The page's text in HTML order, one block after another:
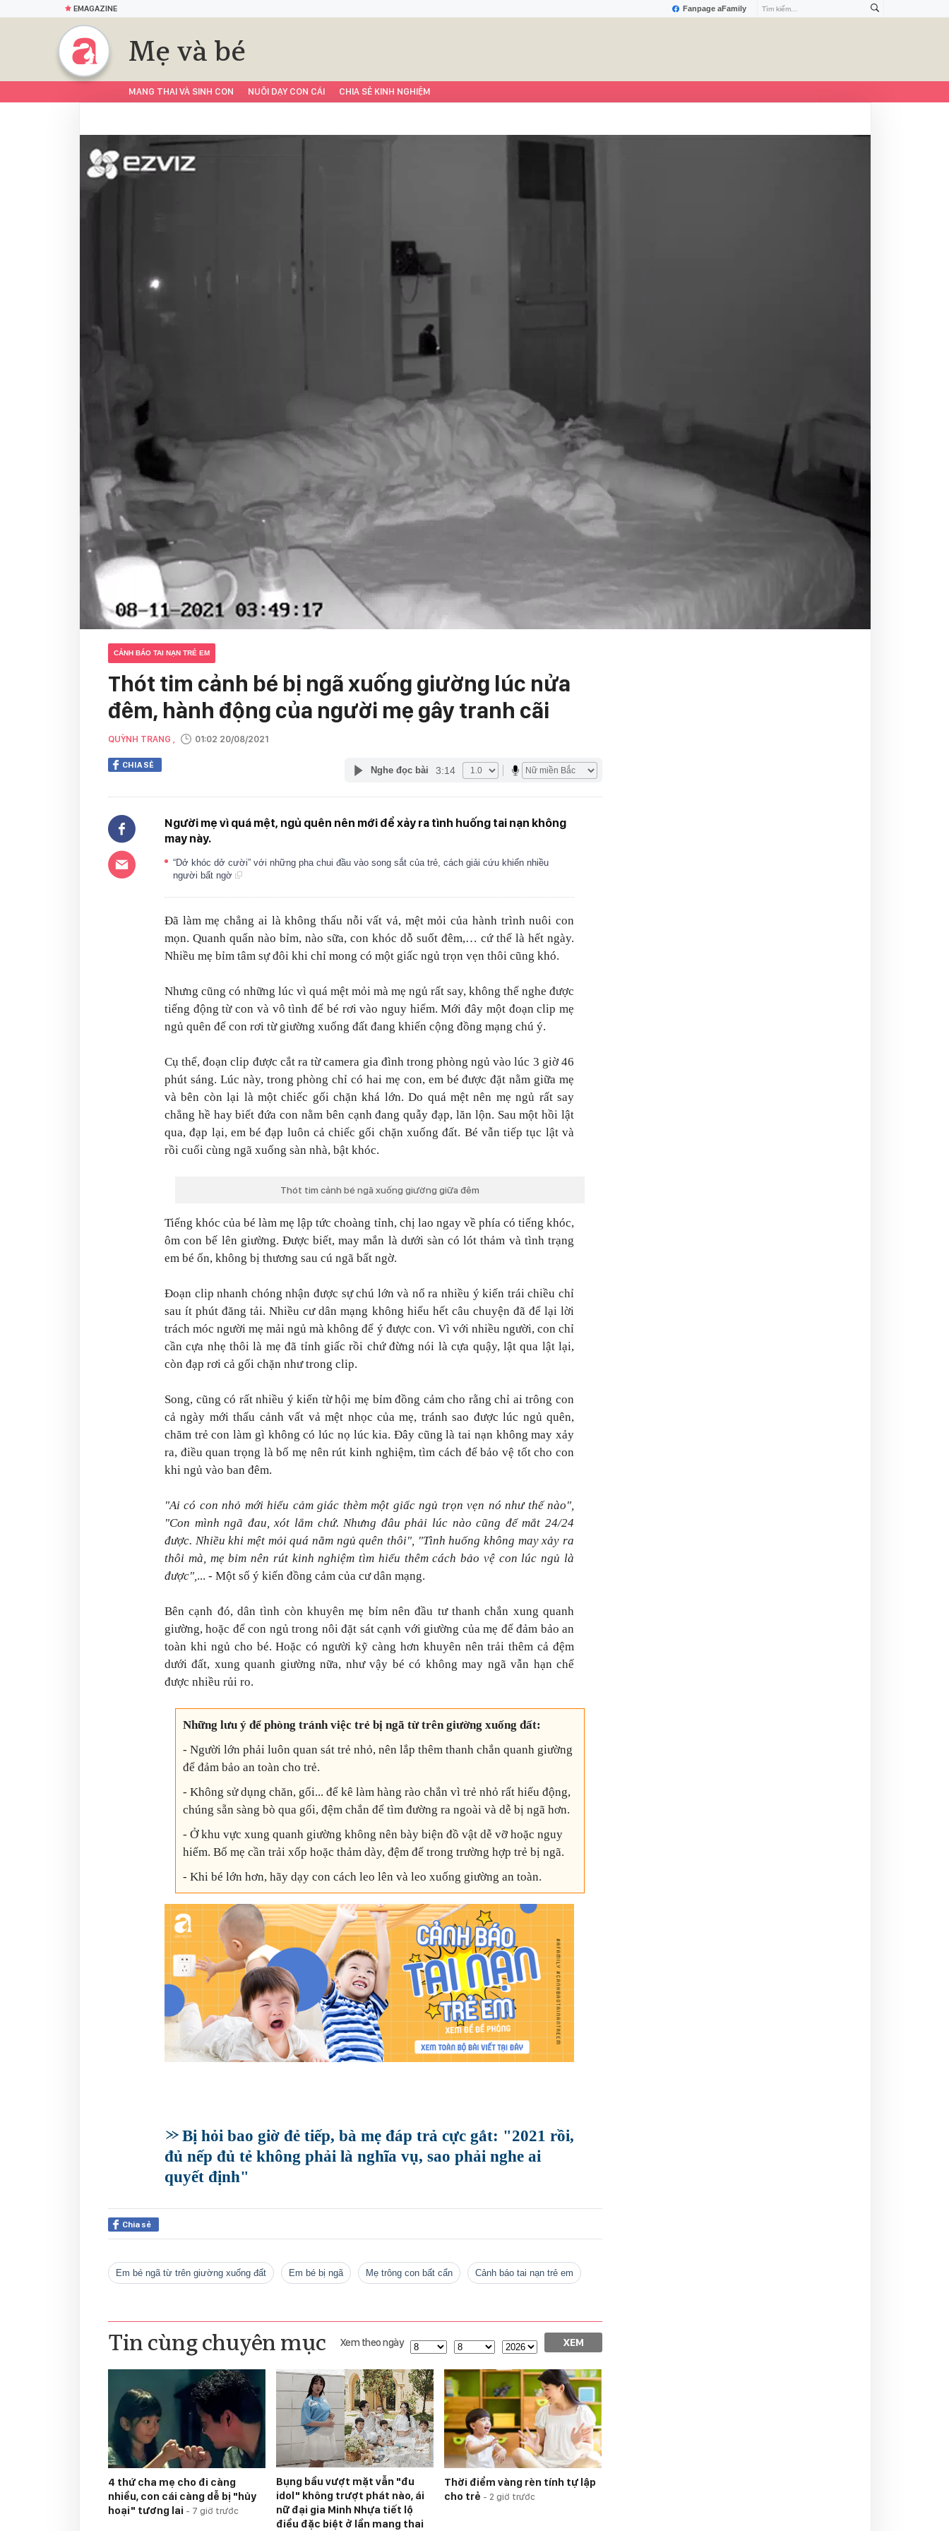
Fanpage aFamily
EMAGAZINE
Mẹ và bé
MANG THAI VÀ SINH CON NUÔI DẠY CON CÁI CHIA SẺ KINH NGHIỆM
CẢNH BÁO TAI NẠN TRẺ EM
Thót tim cảnh bé bị ngã xuống giường lúc nửa
đêm, hành động của người mẹ gây tranh cãi
QUỲNH TRANG , 01:02 20/08/2021
CHIA SẺ Nghe đọc bài 3:14
Người mẹ vì quá mệt, ngủ quên nên mới để xảy ra tình huống tai nạn không
may này.
“Dở khóc dở cười” với những pha chui đầu vào song sắt của trẻ, cách giải cứu khiến nhiều
người bất ngờ
Đã làm mẹ chẳng ai là không thấu nỗi vất vả, mệt mỏi của hành trình nuôi con
mọn. Quanh quẩn nào bỉm, nào sữa, con khóc dỗ suốt đêm,… cứ thế là hết ngày.
Nhiều mẹ bỉm tâm sự đôi khi chỉ mong có một giấc ngủ trọn vẹn thôi cũng khó.
Nhưng cũng có những lúc vì quá mệt mỏi mà mẹ ngủ rất say, không thể nghe được
tiếng động từ con và vô tình để bé rơi vào nguy hiểm. Mới đây một đoạn clip mẹ
ngủ quên để con rơi từ giường xuống đất đang khiến cộng đồng mạng chú ý.
Cụ thể, đoạn clip được cắt ra từ camera gia đình trong phòng ngủ vào lúc 3 giờ 46
phút sáng. Lúc này, trong phòng chỉ có hai mẹ con, em bé được đặt nằm giữa mẹ
và bên còn lại là một chiếc gối chặn khá lớn. Do quá mệt nên mẹ ngủ rất say
chẳng hề hay biết đứa con nằm bên cạnh đang quẫy đạp, lăn lộn. Sau một hồi lật
qua, đạp lại, em bé đạp luôn cả chiếc gối chặn xuống đất. Bé vẫn tiếp tục lật và
rồi cuối cùng ngã xuống sàn nhà, bật khóc.
Thót tim cảnh bé ngã xuống giường giữa đêm
Tiếng khóc của bé làm mẹ lập tức choàng tỉnh, chị lao ngay về phía có tiếng khóc,
ôm con bế lên giường. Được biết, may mắn là dưới sàn có lót thảm và tình trạng
em bé ổn, không bị thương sau cú ngã bất ngờ.
Đoạn clip nhanh chóng nhận được sự chú lớn và nổ ra nhiều ý kiến trái chiều chỉ
sau ít phút đăng tải. Nhiều cư dân mạng không hiểu hết câu chuyện đã để lại lời
trách móc người mẹ mải ngủ mà không để ý được con. Vì với nhiều người, con chỉ
cần cựa nhẹ thôi là mẹ đã tỉnh giấc rồi chứ đừng nói là cựa quậy, lật qua lật lại,
còn đạp rơi cả gối chặn như trong clip.
Song, cũng có rất nhiều ý kiến từ hội mẹ bỉm đồng cảm cho rằng chỉ ai trông con
cả ngày mới thấu cảnh vất vả mệt nhọc của mẹ, tránh sao được lúc ngủ quên,
chăm trẻ con làm gì không có lúc nọ lúc kia. Đây cũng là tai nạn không may xảy
ra, điều quan trọng là bố mẹ nên rút kinh nghiệm, tìm cách để bảo vệ tốt cho con
khi ngủ vào ban đêm.
"Ai có con nhỏ mới hiểu cảm giác thèm một giấc ngủ trọn vẹn nó như thế nào",
"Con mình ngã đau, xót lắm chứ. Nhưng đâu phải lúc nào cũng để mắt 24/24
được. Nhiều khi mệt mỏi quá nằm ngủ quên thôi", "Tình huống không may xảy ra
thôi mà, mẹ bỉm nên rút kinh nghiệm tìm hiểu thêm cách bảo vệ con lúc ngủ là
được",... - Một số ý kiến đồng cảm của cư dân mạng.
Bên cạnh đó, dân tình còn khuyên mẹ bỉm nên đầu tư thanh chắn xung quanh
giường, hoặc để con ngủ trong nôi đặt sát cạnh với giường của mẹ để đảm bảo an
toàn khi ngủ cho bé. Hoặc có người kỹ càng hơn khuyên nên trải thêm cả đệm
dưới đất, xung quanh giường nữa, như vậy bé có không may ngã vẫn hạn chế
được nhiều rủi ro.
Những lưu ý để phòng tránh việc trẻ bị ngã từ trên giường xuống đất:
- Người lớn phải luôn quan sát trẻ nhỏ, nên lắp thêm thanh chắn quanh giường
để đảm bảo an toàn cho trẻ.
- Không sử dụng chăn, gối... để kê làm hàng rào chắn vì trẻ nhỏ rất hiếu động,
chúng sẵn sàng bò qua gối, đệm chắn để tìm đường ra ngoài và dễ bị ngã hơn.
- Ở khu vực xung quanh giường không nên bày biện đồ vật dễ vỡ hoặc nguy
hiểm. Bố mẹ cần trải xốp hoặc thảm dày, đệm để trong trường hợp trẻ bị ngã.
- Khi bé lớn hơn, hãy dạy con cách leo lên và leo xuống giường an toàn.
Bị hỏi bao giờ đẻ tiếp, bà mẹ đáp trả cực gắt: "2021 rồi,
đủ nếp đủ tẻ không phải là nghĩa vụ, sao phải nghe ai
quyết định"
Chia sẻ
em bé ngã từ trên giường xuống đất em bé bị ngã mẹ trông con bất cẩn cảnh báo tai nạn trẻ em
Tin cùng chuyên mục Xem theo ngày XEM
4 thứ cha mẹ cho đi càng
nhiều, con cái càng dễ bị "hủy
hoại" tương lai - 7 giờ trước
Bụng bầu vượt mặt vẫn "đu
idol" không trượt phát nào, ái
nữ đại gia Minh Nhựa tiết lộ
điều đặc biệt ở lần mang thai
Thời điểm vàng rèn tính tự lập
cho trẻ - 2 giờ trước